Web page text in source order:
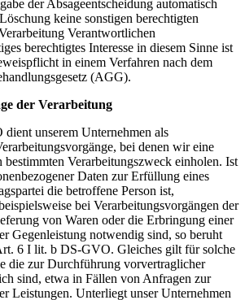
der Absageentscheidung automatisch
keine sonstigen berechtigten
Verantwortlichen
berechtigtes Interesse in diesem Sinne ist
in einem Verfahren nach dem
(AGG).
der Verarbeitung
unserem Unternehmen als
bei denen wir eine
Verarbeitungszweck einholen. Ist
Daten zur Erfüllung eines
die betroffene Person ist,
bei Verarbeitungsvorgängen der
von Waren oder die Erbringung einer
Gegenleistung notwendig sind, so beruht
6 I lit. b DS-GVO. Gleiches gilt für solche
die zur Durchführung vorvertraglicher
sind, etwa in Fällen von Anfragen zur
Leistungen. Unterliegt unser Unternehmen